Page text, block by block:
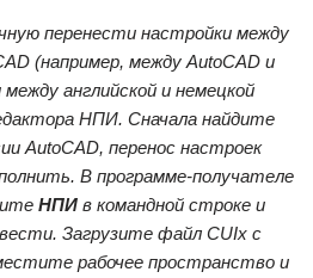
перенести настройки между
(например, между AutoCAD и
английской и немецкой
НПИ. Сначала найдите
AutoCAD, перенос настроек
В программе-получателе
НПИ в командной строке и
. Загрузите файл CUIx с
рабочее пространство и